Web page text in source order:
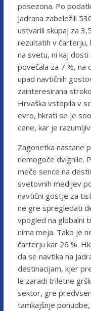
posezona. Po
Jadrana zabeležili
ustvarili skupaj za
rezultatih v čarterju,
na svetu, ni kaj
povečala za 7 %, na
upad navtičnih
zainteresirana
Hrvaška vstopila v
evro, hkrati se je
cene, kar je
Zagonetka nastane
nemogoče dvignile.
meče sence na
svetovnih medijev
navtični gostje za
ne gre spregledati
vpogled na globalni
nima meja. Tako je
čarterju kar 26 %.
da se navtika na
destinacijam, kjer
le zaradi triletne
sektor, gre
tamkajšnje